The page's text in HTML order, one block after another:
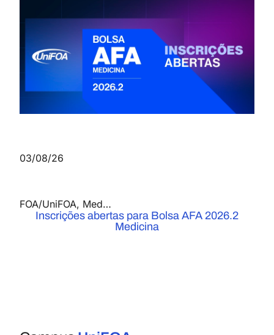
03/08/26
FOA/UniFOA, Medicina
Inscrições abertas para Bolsa AFA 2026.2
Medicina